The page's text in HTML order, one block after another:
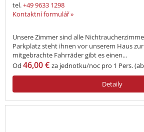
tel.+49 9633 1298
Kontaktní formulář »
Unsere Zimmer sind alle
Parkplatz steht ihnen vor unserem Haus
mitgebrachte Fahrräder gibt es einen...
Od 46,00 € za jednotku/noc pro 1 Pers. (ab
Detaily